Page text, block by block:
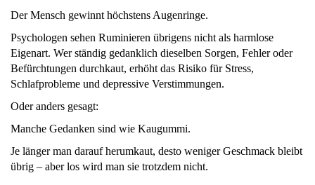
Der Mensch gewinnt höchstens Augenringe.
Psychologen sehen Ruminieren übrigens nicht als harmlose
Eigenart. Wer ständig gedanklich dieselben Sorgen, Fehler oder
Befürchtungen durchkaut, erhöht das Risiko für Stress,
Schlafprobleme und depressive Verstimmungen.
Oder anders gesagt:
Manche Gedanken sind wie Kaugummi.
Je länger man darauf herumkaut, desto weniger Geschmack bleibt
übrig – aber los wird man sie trotzdem nicht.